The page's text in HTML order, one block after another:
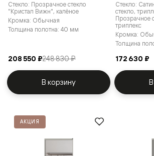
Стекло: Прозрачное стекло
"Кристал Вижн", калёное
Кромка: Обычная
Толщина полотна: 40 мм
208 550 ₽248 830 ₽
В корзину
Стекло:
стекло,
Прозрачное
триплекс
Кромка:
Толщина
172 630 ₽
АКЦИЯ